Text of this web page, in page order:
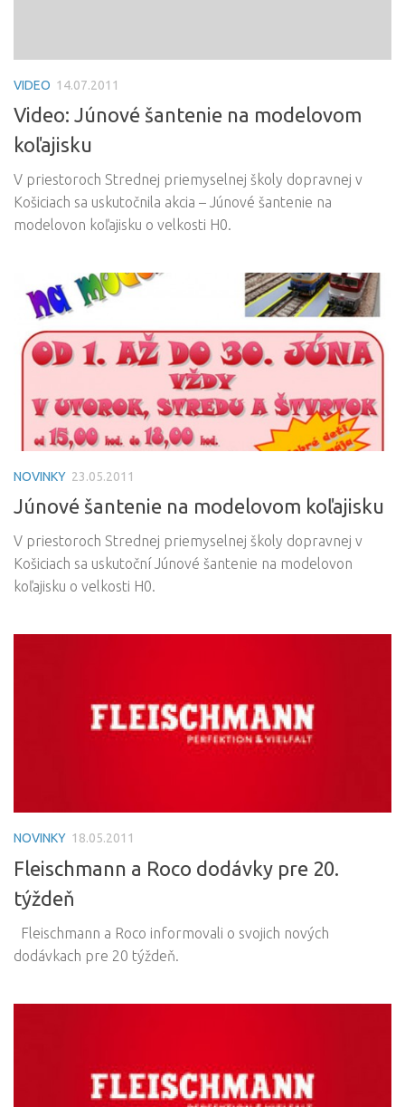
VIDEO 14.07.2011
Video: Júnové šantenie na modelovom
koľajisku
V priestoroch Strednej priemyselnej školy dopravnej v
Košiciach sa uskutočnila akcia – Júnové šantenie na
modelovon koľajisku o velkosti H0.
NOVINKY 23.05.2011
Júnové šantenie na modelovom koľajisku
V priestoroch Strednej priemyselnej školy dopravnej v
Košiciach sa uskutoční Júnové šantenie na modelovon
koľajisku o velkosti H0.
NOVINKY 18.05.2011
Fleischmann a Roco dodávky pre 20.
týždeň
Fleischmann a Roco informovali o svojich nových
dodávkach pre 20 týždeň.